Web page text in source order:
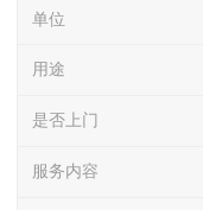
单位
用途
是否上门
服务内容